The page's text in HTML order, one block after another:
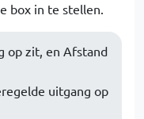
box in te stellen.
op zit, en Afstand
uitgang op